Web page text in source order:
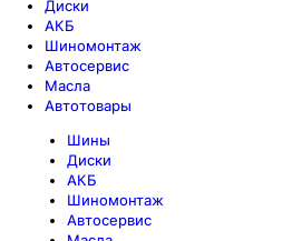
Диски
АКБ
Шиномонтаж
Автосервис
Масла
Автотовары
Шины
Диски
АКБ
Шиномонтаж
Автосервис